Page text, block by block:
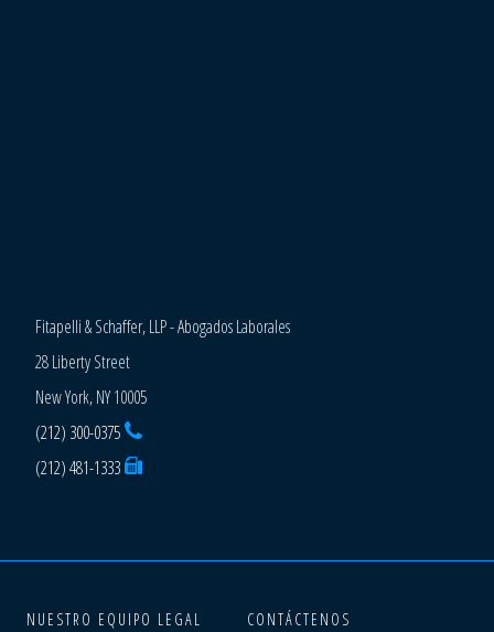
Fitapelli & Schaffer, LLP - Abogados Laborales
28 Liberty Street
New York, NY 10005
(212) 300-0375
(212) 481-1333
NUESTRO EQUIPO LEGAL CONTÁCTENOS